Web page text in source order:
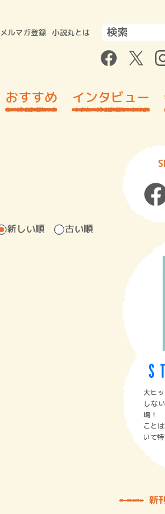
メルマガ登録 小説丸とは
おすすめ インタビュー
新しい順 古い順
大ヒ
しな
場！
こと
いて
新